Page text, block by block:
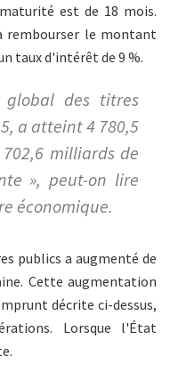
est de 18 mois.
rembourser le montant
taux d'intérêt de 9 %.
global des titres
a atteint 4 780,5
milliards de
», peut-on lire
économique.
publics a augmenté de
Cette augmentation
décrite ci-dessus,
Lorsque l'État